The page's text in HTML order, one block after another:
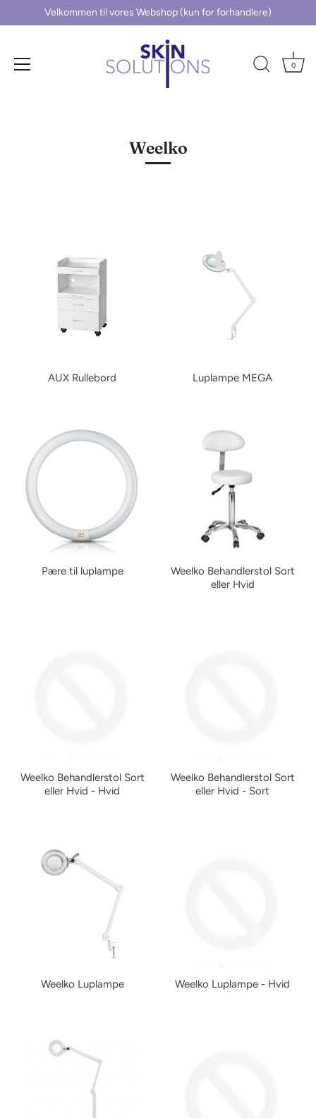
Velkommen til vores Webshop (kun for forhandlere)
0
Weelko
AUX Rullebord Luplampe MEGA
Pære til luplampe
Weelko Behandlerstol Sort
eller Hvid
Weelko Behandlerstol Sort
eller Hvid - Hvid
Weelko Behandlerstol Sort
eller Hvid - Sort
Weelko Luplampe Weelko Luplampe - Hvid